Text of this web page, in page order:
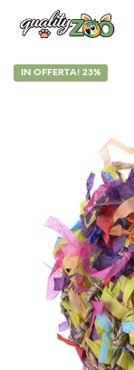
IN OFFERTA! 23%